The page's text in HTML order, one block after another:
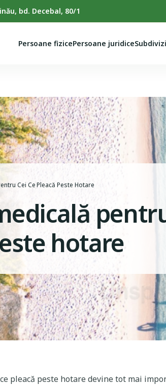
bd. Decebal, 80/1
Persoane fizicePersoane juridice
Cei Cе Pleacă Peste Hotare
hotare
pleacă peste hotare devine tot mai